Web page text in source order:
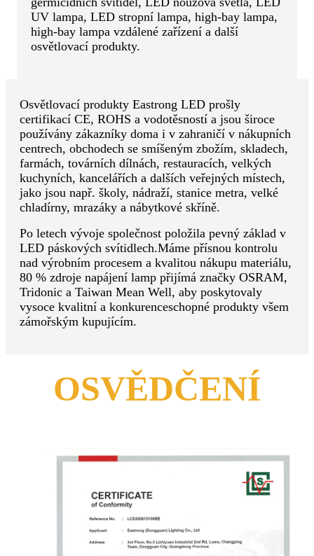
UV lampa, LED stropní lampa, high-bay lampa,
high-bay lampa vzdálené zařízení a další
osvětlovací produkty.
Osvětlovací produkty Eastrong LED prošly
certifikací CE, ROHS a vodotěsností a jsou široce
používány zákazníky doma i v zahraničí v nákupních
centrech, obchodech se smíšeným zbožím, skladech,
farmách, továrních dílnách, restauracích, velkých
kuchyních, kancelářích a dalších veřejných místech,
jako jsou např. školy, nádraží, stanice metra, velké
chladírny, mrazáky a nábytkové skříně.
Po letech vývoje společnost položila pevný základ v
LED páskových svítidlech.Máme přísnou kontrolu
nad výrobním procesem a kvalitou nákupu materiálu,
80 % zdroje napájení lamp přijímá značky OSRAM,
Tridonic a Taiwan Mean Well, aby poskytovaly
vysoce kvalitní a konkurenceschopné produkty všem
zámořským kupujícím.
OSVĚDČENÍ